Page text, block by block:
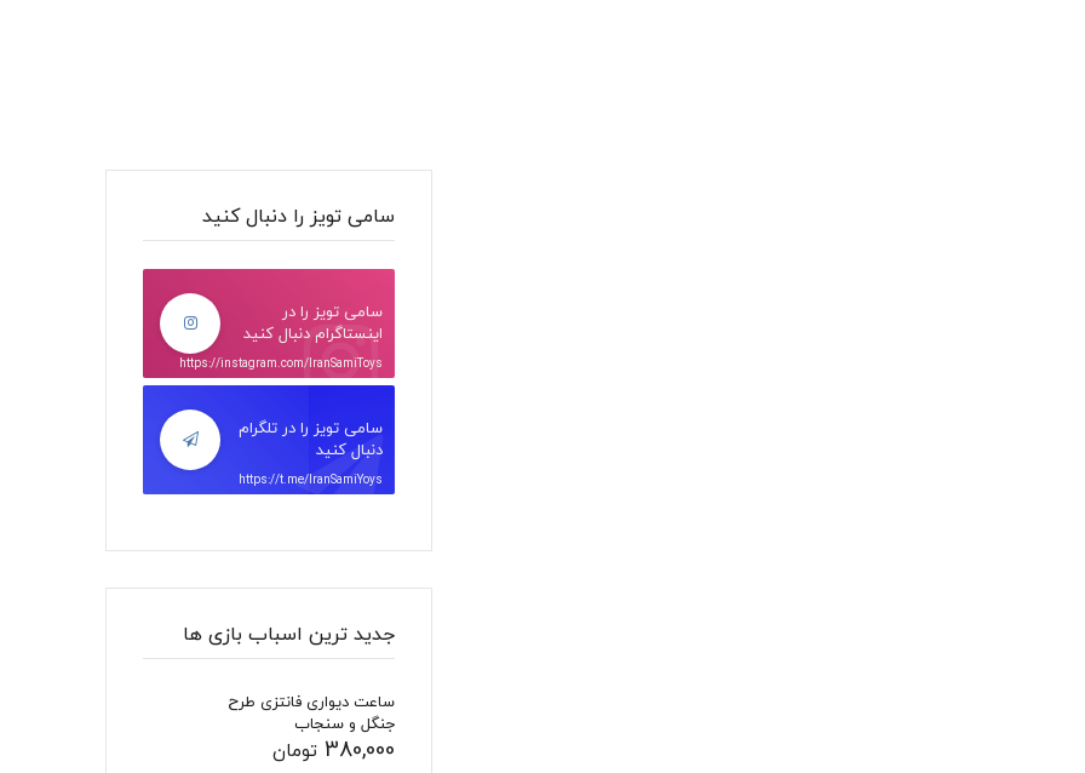
سامی تویز را دنبال کنید
سامی تویز را در
اینستاگرام دنبال کنید
https://instagram.com/IranSamiToys
سامی تویز را در تلگرام
دنبال کنید
https://t.me/IranSamiYoys
جدید ترین اسباب بازی ها
ساعت دیواری فانتزی طرح
جنگل و سنجاب
380,000 تومان